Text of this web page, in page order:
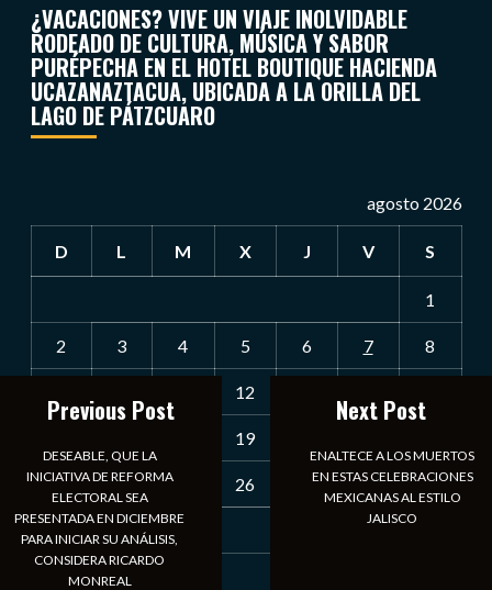
¿VACACIONES? VIVE UN VIAJE INOLVIDABLE
RODEADO DE CULTURA, MÚSICA Y SABOR
PURÉPECHA EN EL HOTEL BOUTIQUE HACIENDA
UCAZANAZTACUA, UBICADA A LA ORILLA DEL
LAGO DE PÁTZCUARO
agosto 2026
D L M X J V S
1
2 3 4 5 6 7 8
12
19
23 24 25 26 27 28 29
30 31
Previous Post
DESEABLE, QUE LA
INICIATIVA DE REFORMA
ELECTORAL SEA
PRESENTADA EN DICIEMBRE
PARA INICIAR SU ANÁLISIS,
CONSIDERA RICARDO
MONREAL
Next Post
ENALTECE A LOS MUERTOS
EN ESTAS CELEBRACIONES
MEXICANAS AL ESTILO
JALISCO